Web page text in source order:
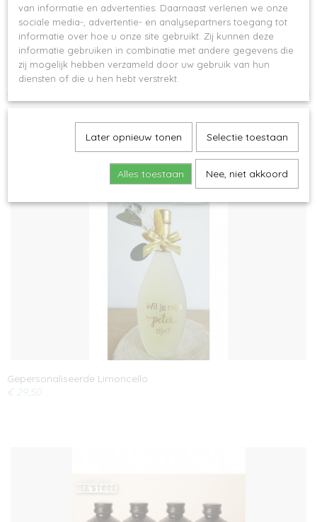
Inhoud: 70 cl
Alcoholpercentage: 28%
Land van herkomst: Italië
Levertijd 3-4 werkdagen
Gepersonaliseerde Limoncello
€ 29,50
van informatie en advertenties. Daarnaast verlenen we onze
sociale media-, advertentie- en analysepartners toegang tot
informatie over hoe u onze site gebruikt. Zij kunnen deze
informatie gebruiken in combinatie met andere gegevens die
zij mogelijk hebben verzameld door uw gebruik van hun
diensten of die u hen hebt verstrekt.
Later opnieuw tonen Selectie toestaan
Alles toestaan Nee, niet akkoord